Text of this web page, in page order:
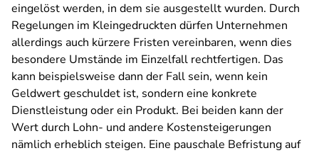
eingelöst werden, in dem sie ausgestellt wurden. Durch
Regelungen im Kleingedruckten dürfen Unternehmen
allerdings auch kürzere Fristen vereinbaren, wenn dies
besondere Umstände im Einzelfall rechtfertigen. Das
kann beispielsweise dann der Fall sein, wenn kein
Geldwert geschuldet ist, sondern eine konkrete
Dienstleistung oder ein Produkt. Bei beiden kann der
Wert durch Lohn- und andere Kostensteigerungen
nämlich erheblich steigen. Eine pauschale Befristung auf